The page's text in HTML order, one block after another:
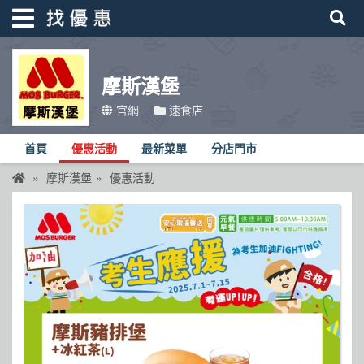
摩斯漢堡
官網 速食店
首頁 優惠活動 最新菜單 分店門市
摩斯漢堡 優惠活動
找優惠
首頁
優惠活動
折價卷
線上DM
找菜單
品牌總覽